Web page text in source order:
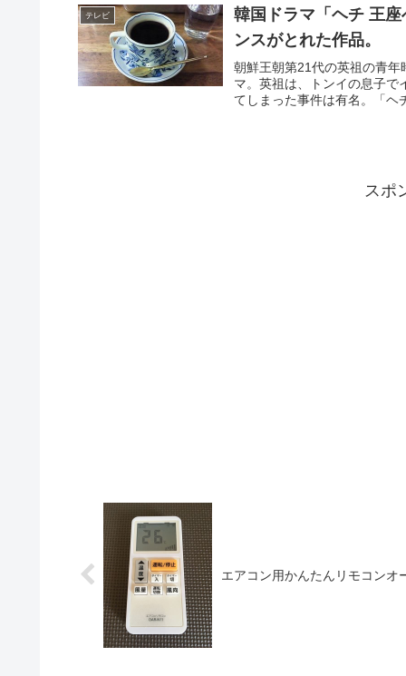
テレビ
韓国ドラマ「ヘチ 王
ンスがとれた作品。
朝鮮王朝第21代の英祖の青
マ。英祖は、トンイの息子で
てしまった事件は有名。「ヘ
スポ
エアコン用かんたんリモコンオ